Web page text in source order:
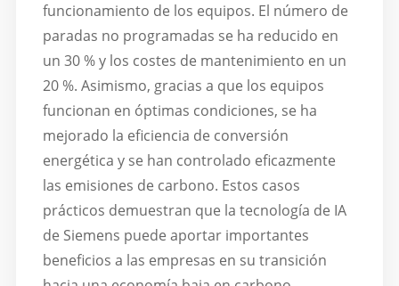
funcionamiento de los equipos. El número de
paradas no programadas se ha reducido en
un 30 % y los costes de mantenimiento en un
20 %. Asimismo, gracias a que los equipos
funcionan en óptimas condiciones, se ha
mejorado la eficiencia de conversión
energética y se han controlado eficazmente
las emisiones de carbono. Estos casos
prácticos demuestran que la tecnología de IA
de Siemens puede aportar importantes
beneficios a las empresas en su transición